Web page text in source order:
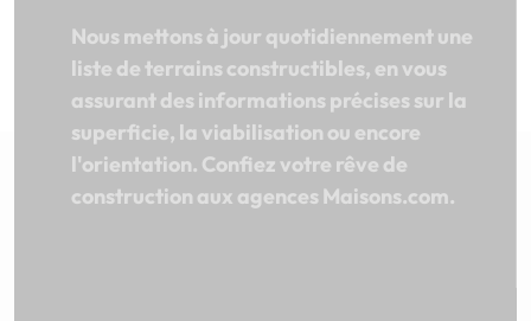
Nous mettons à jour quotidiennement une
liste de terrains constructibles, en vous
assurant des informations précises sur la
superficie, la viabilisation ou encore
l'orientation. Confiez votre rêve de
construction aux agences Maisons.com.